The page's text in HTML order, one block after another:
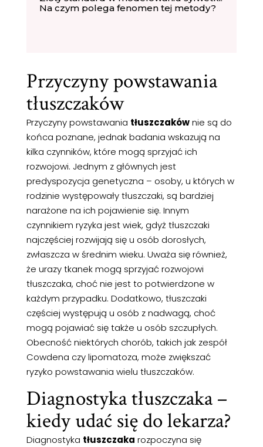
Na czym polega fenomen tej metody?
Przyczyny powstawania
tłuszczaków
Przyczyny powstawania tłuszczakównie są do
końca poznane, jednak badania wskazują na
kilka czynników, które mogą sprzyjać ich
rozwojowi. Jednym z głównych jest
predyspozycja genetyczna – osoby, u których w
rodzinie występowały tłuszczaki, są bardziej
narażone na ich pojawienie się. Innym
czynnikiem ryzyka jest wiek, gdyż tłuszczaki
najczęściej rozwijają się u osób dorosłych,
zwłaszcza w średnim wieku. Uważa się również,
że urazy tkanek mogą sprzyjać rozwojowi
tłuszczaka, choć nie jest to potwierdzone w
każdym przypadku. Dodatkowo, tłuszczaki
częściej występują u osób z nadwagą, choć
mogą pojawiać się także u osób szczupłych.
Obecność niektórych chorób, takich jak zespół
Cowdena czy lipomatoza, może zwiększać
ryzyko powstawania wielu tłuszczaków.
Diagnostyka tłuszczaka –
kiedy udać się do lekarza?
Diagnostyka tłuszczaka rozpoczyna się